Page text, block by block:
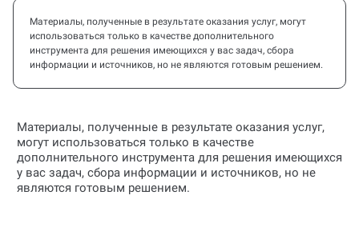
Материалы, полученные в результате оказания услуг, могут
использоваться только в качестве дополнительного
инструмента для решения имеющихся у вас задач, сбора
информации и источников, но не являются готовым решением.
Материалы, полученные в результате оказания услуг,
могут использоваться только в качестве
дополнительного инструмента для решения имеющихся
у вас задач, сбора информации и источников, но не
являются готовым решением.